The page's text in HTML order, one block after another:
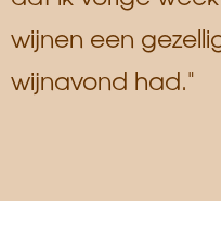
wijnen een
wijnavond had."